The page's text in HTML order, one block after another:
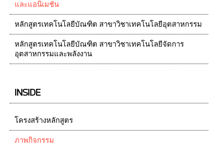
และแอนิเมชัน
หลักสูตรเทคโนโลยีบัณฑิต สาขาวิชาเทคโนโลยีอุตสาหกรรม
หลักสูตรเทคโนโลยีบัณฑิต สาขาวิชาเทคโนโลยีจัดการ
อุตสาหกรรมและพลังงาน
INSIDE
โครงสร้างหลักสูตร
ภาพกิจกรรม